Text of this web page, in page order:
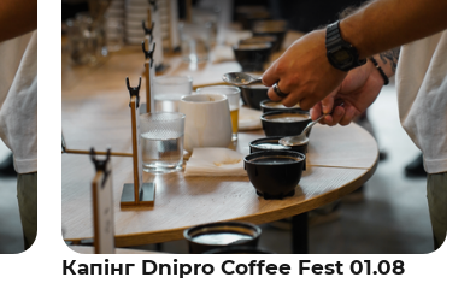
Капінг Dnipro Coffee Fest 01.08